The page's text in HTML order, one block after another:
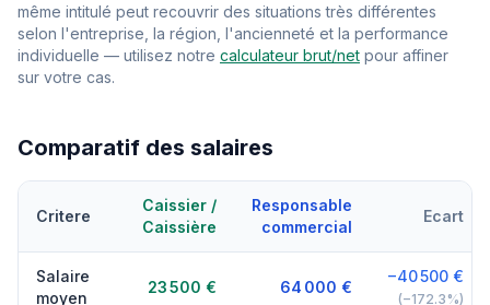
même intitulé peut recouvrir des situations très différentes
selon l'entreprise, la région, l'ancienneté et la performance
individuelle — utilisez notre calculateur brut/net pour affiner
sur votre cas.
Comparatif des salaires
Critere
Caissier /
Caissière
Responsable
commercial
Ecart
Salaire
moyen
23 500 € 64 000 €
−40 500 €
(−172.3%)